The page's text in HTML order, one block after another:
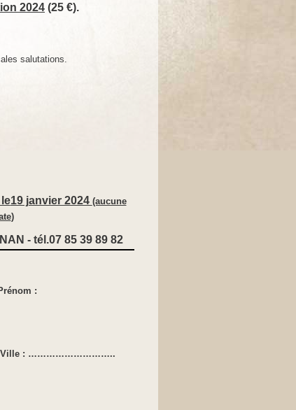
2024 (25 €).
salutations.
19 janvier 2024 (aucune
)
- tél.07 85 39 89 82
:
: ………………………..